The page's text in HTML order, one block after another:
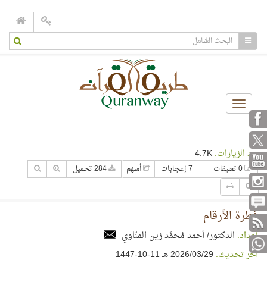
Toggle
navigation
عدد الزيارات:
7 إعجابات أسهم
فطرة الأرقام
إعداد: الدكتور/ أحمد مُحمَّد زين المنّاوي
آخر تحديث: 29‏/03‏/2026 هـ 11-10-1447